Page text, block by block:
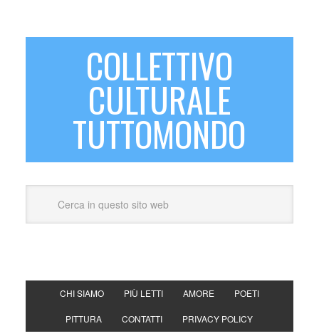
COLLETTIVO
CULTURALE
TUTTOMONDO
CHI SIAMO PIÙ LETTI AMORE POETI
PITTURA CONTATTI PRIVACY POLICY